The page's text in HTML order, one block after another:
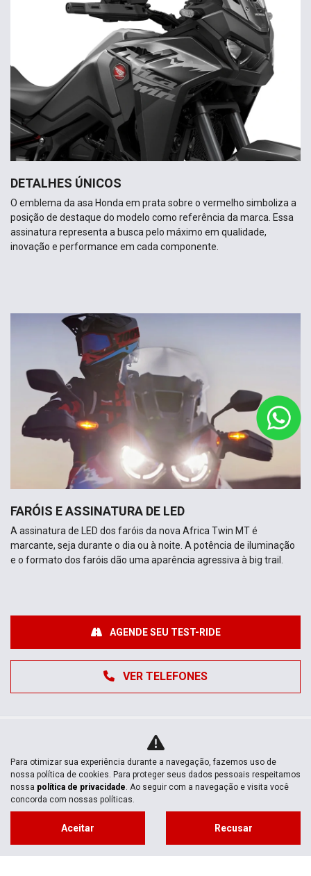
DETALHES ÚNICOS
O emblema da asa Honda em prata sobre o vermelho simboliza a
posição de destaque do modelo como referência da marca. Essa
assinatura representa a busca pelo máximo em qualidade,
inovação e performance em cada componente.
FARÓIS E ASSINATURA DE LED
A assinatura de LED dos faróis da nova Africa Twin MT é
marcante, seja durante o dia ou à noite. A potência de iluminação
e o formato dos faróis dão uma aparência agressiva à big trail.
VER TELEFONES
AGENDE SEU TEST-RIDE
MOTOS NOVAS
Para otimizar sua experiência durante a navegação, fazemos uso de
nossa política de cookies. Para proteger seus dados pessoais respeitamos
nossa política de privacidade. Ao seguir com a navegação e visita você
concorda com nossas políticas.
Aceitar Recusar